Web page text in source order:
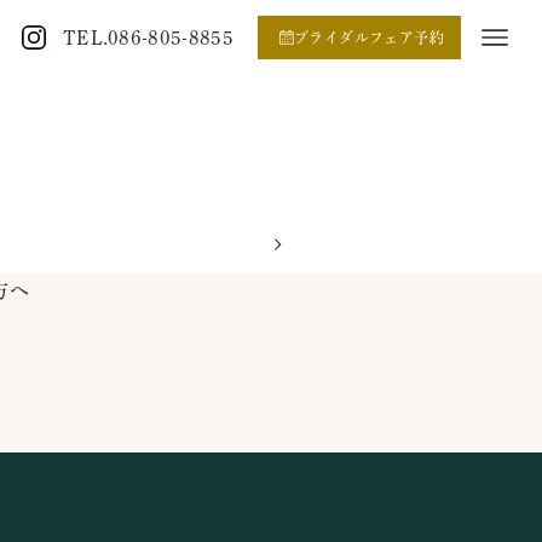
TEL.086-805-8855 ブライダルフェア予約
へ